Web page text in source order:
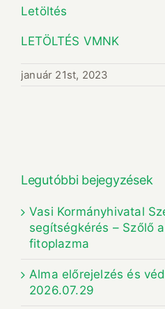
Letöltés
LETÖLTÉS VMNK
január 21st, 2023
Legutóbbi bejegyzések
Vasi Kormányhivatal
segítségkérés – Szőlő
fitoplazma
Alma előrejelzés és
2026.07.29